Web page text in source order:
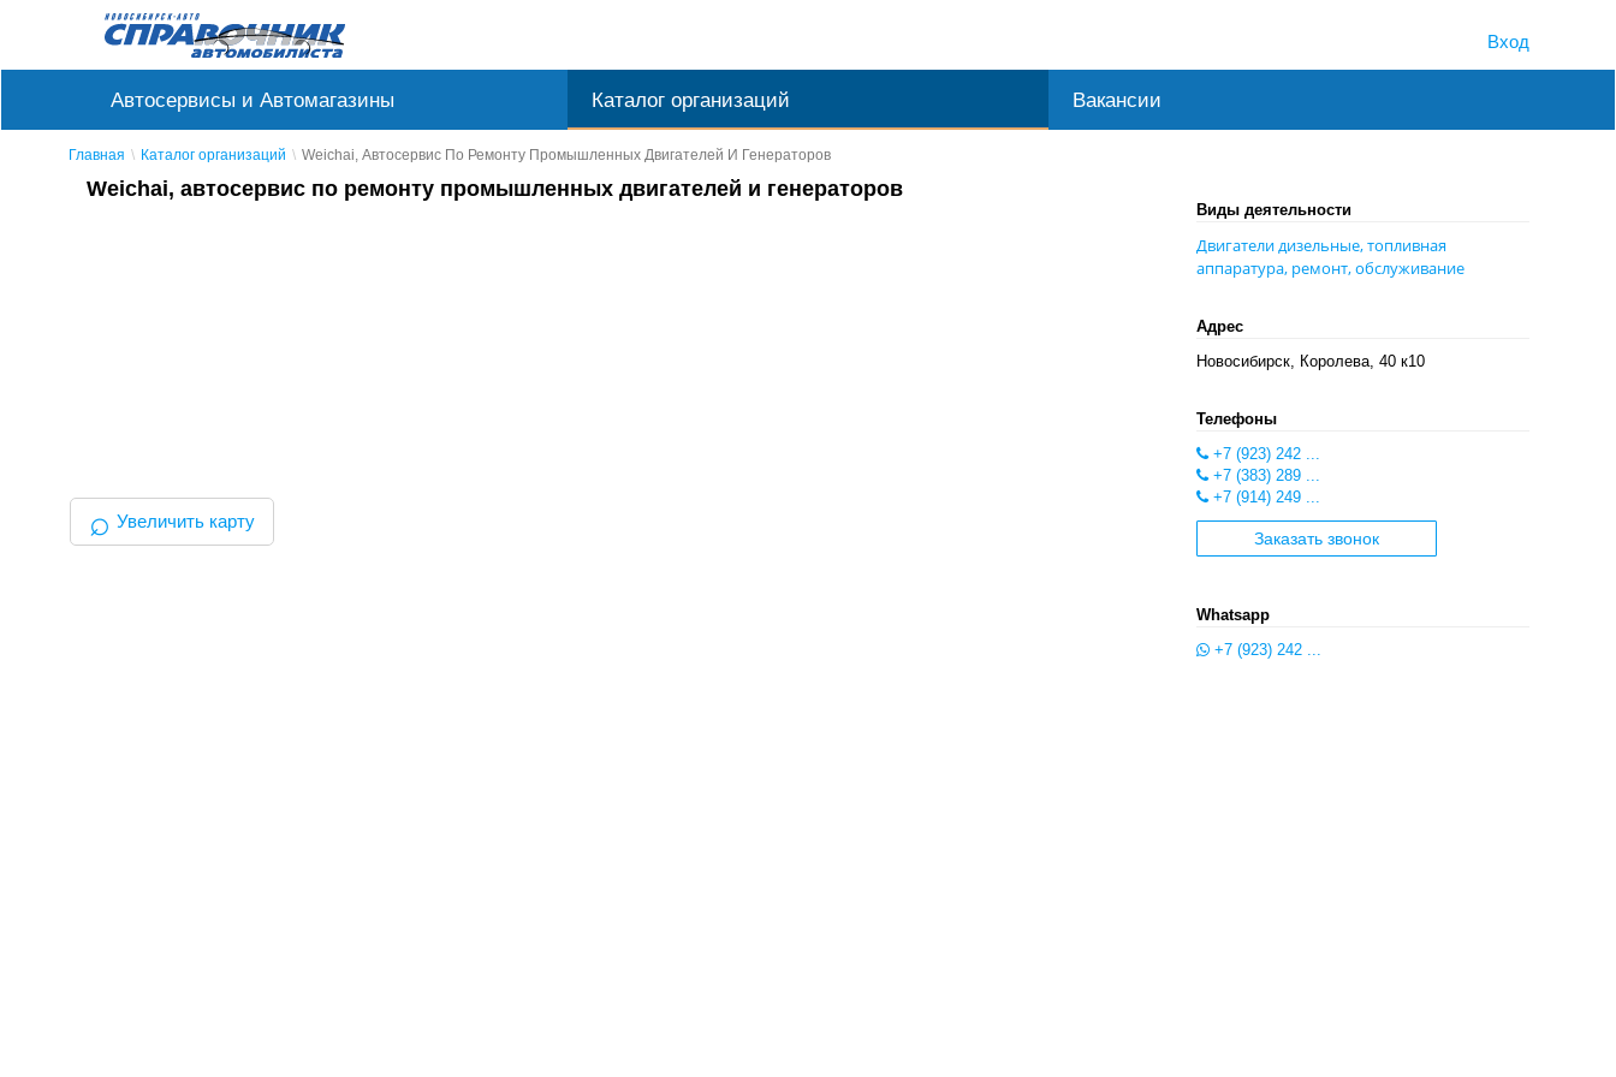
Вход
Автосервисы и Автомагазины Каталог организаций Вакансии
Главная Каталог организаций Weichai, Автосервис По Ремонту Промышленных Двигателей И Генераторов
Weichai, автосервис по ремонту промышленных двигателей и генераторов
⌕ Увеличить карту
Виды деятельности
Двигатели дизельные, топливная
аппаратура, ремонт, обслуживание
Адрес
Новосибирск, Королева, 40 к10
Телефоны
+7 (923) 242 ...
+7 (383) 289 ...
+7 (914) 249 ...
Заказать звонок
Whatsapp
+7 (923) 242 ...